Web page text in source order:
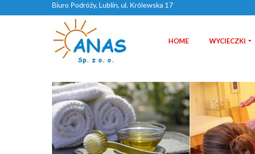
Biuro Podróży, Lublin, ul. Królewska 17
HOME WYCIECZKI